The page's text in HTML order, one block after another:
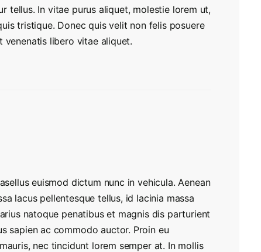
tellus. In vitae purus aliquet, molestie lorem ut,
tristique. Donec quis velit non felis posuere
venenatis libero vitae aliquet.
euismod dictum nunc in vehicula. Aenean
lacus pellentesque tellus, id lacinia massa
natoque penatibus et magnis dis parturient
sapien ac commodo auctor. Proin eu
nec tincidunt lorem semper at. In mollis